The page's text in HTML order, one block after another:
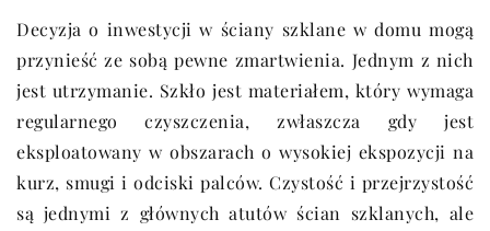
Decyzja o inwestycji w ściany szklane w domu mogą
przynieść ze sobą pewne zmartwienia. Jednym z nich
jest utrzymanie. Szkło jest materiałem, który wymaga
regularnego czyszczenia, zwłaszcza gdy jest
eksploatowany w obszarach o wysokiej ekspozycji na
kurz, smugi i odciski palców. Czystość i przejrzystość
są jednymi z głównych atutów ścian szklanych, ale